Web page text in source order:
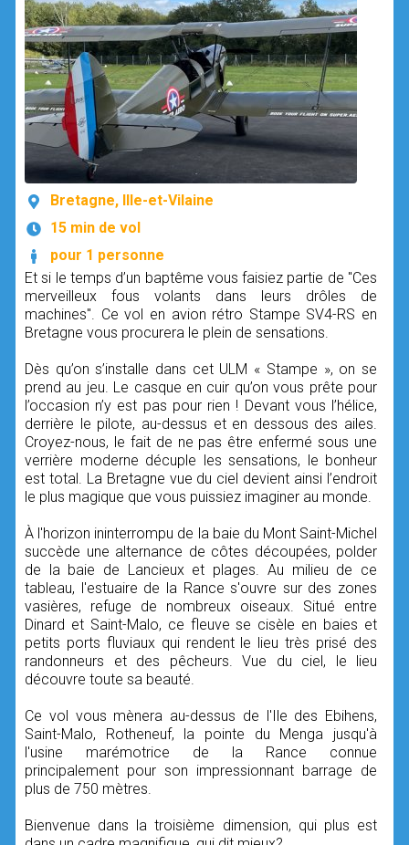
Bretagne, Ille-et-Vilaine
15 min de vol
pour 1 personne
Et si le temps d’un baptême vous faisiez partie de "Ces
merveilleux fous volants dans leurs drôles de
machines". Ce vol en avion rétro Stampe SV4-RS en
Bretagne vous procurera le plein de sensations.
Dès qu’on s’installe dans cet ULM « Stampe », on se
prend au jeu. Le casque en cuir qu’on vous prête pour
l’occasion n’y est pas pour rien ! Devant vous l’hélice,
derrière le pilote, au-dessus et en dessous des ailes.
Croyez-nous, le fait de ne pas être enfermé sous une
verrière moderne décuple les sensations, le bonheur
est total. La Bretagne vue du ciel devient ainsi l’endroit
le plus magique que vous puissiez imaginer au monde.
À l'horizon ininterrompu de la baie du Mont Saint-Michel
succède une alternance de côtes découpées, polder
de la baie de Lancieux et plages. Au milieu de ce
tableau, l'estuaire de la Rance s'ouvre sur des zones
vasières, refuge de nombreux oiseaux. Situé entre
Dinard et Saint-Malo, ce fleuve se cisèle en baies et
petits ports fluviaux qui rendent le lieu très prisé des
randonneurs et des pêcheurs. Vue du ciel, le lieu
découvre toute sa beauté.
Ce vol vous mènera au-dessus de l'Ile des Ebihens,
Saint-Malo, Rotheneuf, la pointe du Menga jusqu'à
l'usine marémotrice de la Rance connue
principalement pour son impressionnant barrage de
plus de 750 mètres.
Bienvenue dans la troisième dimension, qui plus est